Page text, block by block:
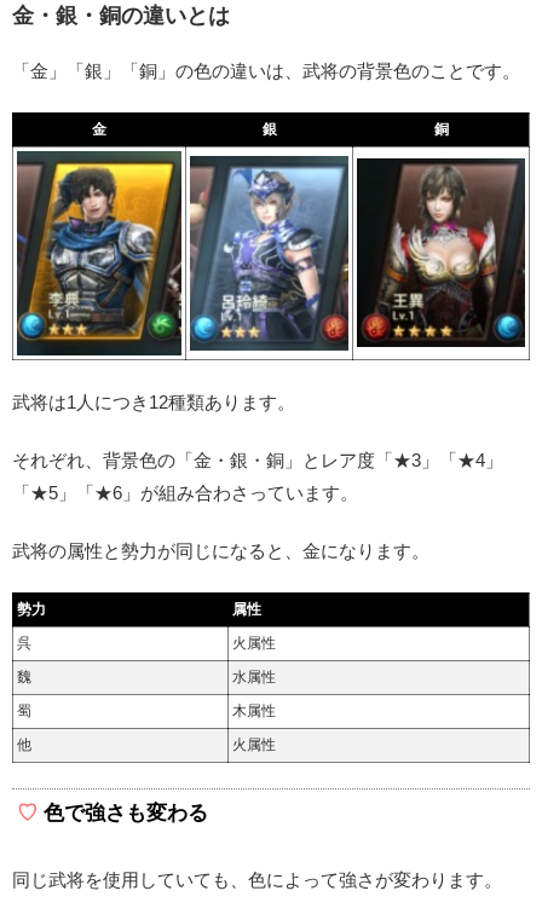
金・銀・銅の違いとは
「金」「銀」「銅」の色の違いは、武将の背景色のことです。
金 銀 銅
武将は1人につき12種類あります。
それぞれ、背景色の「金・銀・銅」とレア度「★3」「★4」
「★5」「★6」が組み合わさっています。
武将の属性と勢力が同じになると、金になります。
勢力
属性
呉
火属性
魏
水属性
蜀
木属性
他
火属性
色で強さも変わる
同じ武将を使用していても、色によって強さが変わります。